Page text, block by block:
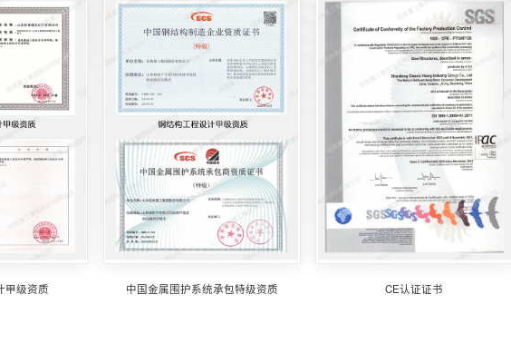
甲级资质 中国金属围护系统承包特级资质 CE认证证书